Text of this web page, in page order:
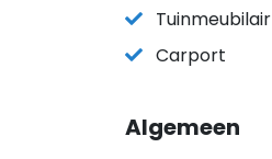
Tuinmeubilair
Carport
Algemeen